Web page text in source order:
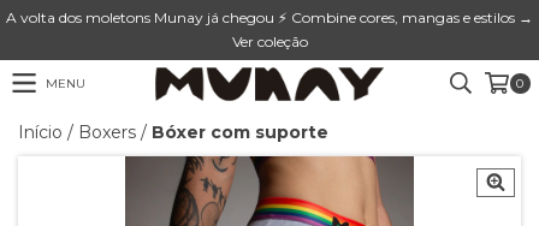
A volta dos moletons Munay já chegou ⚡ Combine cores, mangas e estilos →
Ver coleção
MENU 0
Início / Boxers / Bóxer com suporte